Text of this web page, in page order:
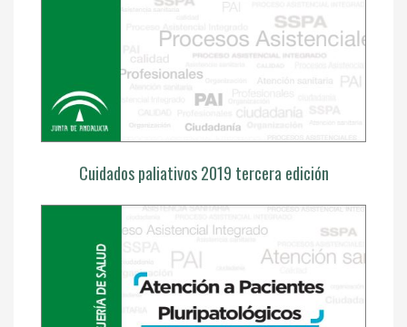
Cuidados paliativos 2019 tercera edición